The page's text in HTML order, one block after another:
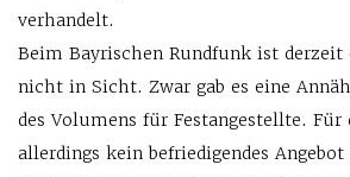
verhandelt.
Beim Bayrischen Rundfunk ist derzeit
nicht in Sicht. Zwar gab es eine
des Volumens für Festangestellte. Für
allerdings kein befriedigendes